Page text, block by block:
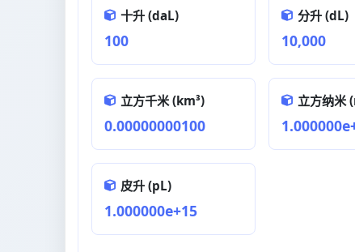
十升 (daL)
100
分升 (dL)
10,000
立方千米 (km³)
0.00000000100
立方纳米
皮升 (pL)
1.000000e+15